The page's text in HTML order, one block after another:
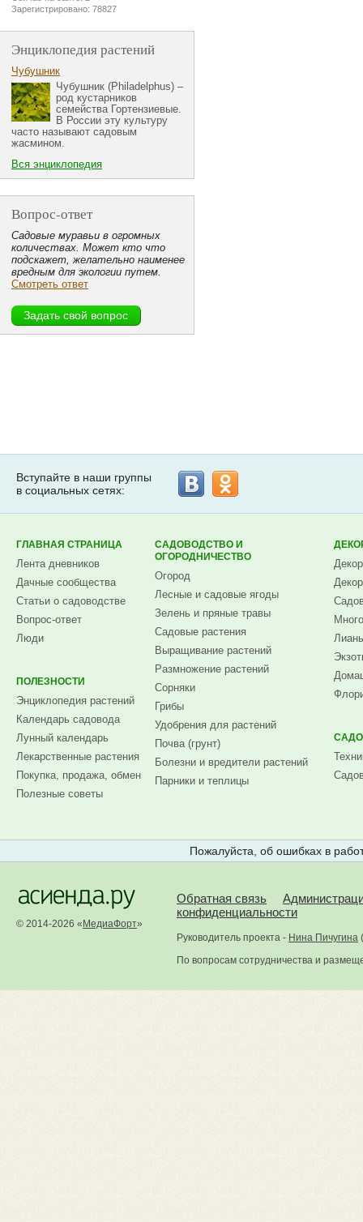
Зарегистрировано: 78827
Энциклопедия растений
Чубушник
Чубушник (Philadelphus) –
род кустарников
семейства Гортензиевые.
В России эту культуру
часто называют садовым
жасмином.
Вся энциклопедия
Вопрос-ответ
Садовые муравьи в огромных
количествах. Может кто что
подскажет, желательно наименее
вредным для экологии путем.
Смотреть ответ
Вступайте в наши группы
в социальных сетях:
ГЛАВНАЯ СТРАНИЦА
Лента дневников
Дачные сообщества
Статьи о садоводстве
Вопрос-ответ
Люди
ПОЛЕЗНОСТИ
Энциклопедия растений
Календарь садовода
Лунный календарь
Лекарственные растения
Покупка, продажа, обмен
Полезные советы
САДОВОДСТВО И
ОГОРОДНИЧЕСТВО
Огород
Лесные и садовые ягоды
Зелень и пряные травы
Садовые растения
Выращивание растений
Размножение растений
Сорняки
Грибы
Удобрения для растений
Почва (грунт)
Болезни и вредители растений
Парники и теплицы
Пожалуйста, об ошибках в
© 2014-2026 « МедиаФорт»
Обратная связь
конфиденциальности
Руководитель проекта - Нина Пичугина (
По вопросам сотрудничества и